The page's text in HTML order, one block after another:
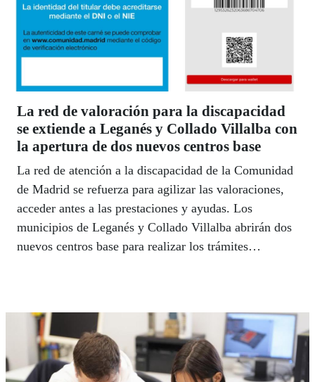
La red de valoración para la discapacidad
se extiende a Leganés y Collado Villalba con
la apertura de dos nuevos centros base
La red de atención a la discapacidad de la Comunidad
de Madrid se refuerza para agilizar las valoraciones,
acceder antes a las prestaciones y ayudas. Los
municipios de Leganés y Collado Villalba abrirán dos
nuevos centros base para realizar los trámites